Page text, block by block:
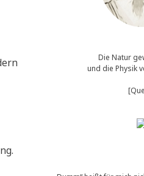
Die Natur
und die Physik